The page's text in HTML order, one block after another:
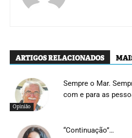
ARTIGOS RELACIONADOS
Opinião
Sempre o Mar.
com e para as
“Continuação”…